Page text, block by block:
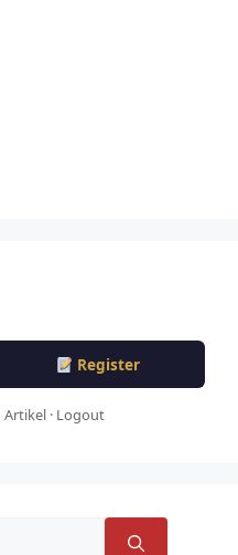
Register
Artikel · Logout